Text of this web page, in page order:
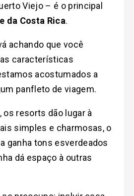
Viejo – é o principal
da Costa Rica.
achando que você
características
acostumados a
panfleto de viagem.
, os resorts dão lugar à
simples e charmosas, o
ganha tons esverdeados
dá espaço à outras